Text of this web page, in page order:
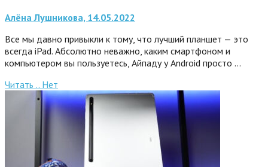
Алёна Лушникова, 14.05.2022
Все мы давно привыкли к тому, что лучший планшет — это
всегда iPad. Абсолютно неважно, каким смартфоном и
компьютером вы пользуетесь, Айпаду у Android просто …
Читать .. Нет